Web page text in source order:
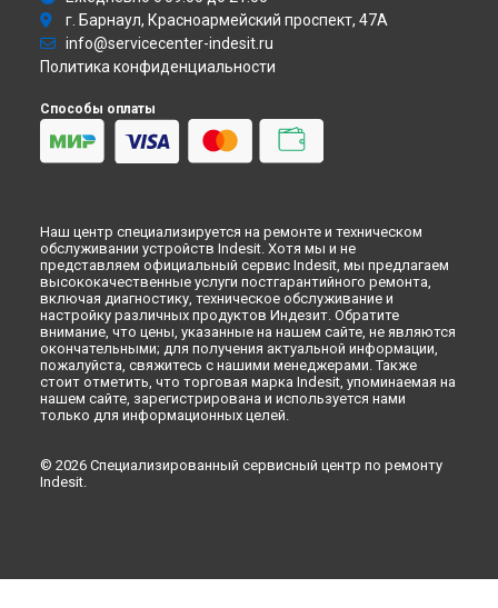
Новокузнецке
Ремонт духового шкафа IF 997 K.A AN Indesit в
Ремонт духового шкафа IF 997 K.A AN Indesit в
Челнах
Ремонт духового шкафа IF 997 K.A AN Indesit в
г. Барнаул, Красноармейский проспект, 47А
info@servicecenter-indesit.ru
Политика конфиденциальности
Способы оплаты
Наш центр специализируется на ремонте и техническом
обслуживании устройств Indesit. Хотя мы и не
представляем официальный сервис Indesit, мы предлагаем
высококачественные услуги постгарантийного ремонта,
включая диагностику, техническое обслуживание и
настройку различных продуктов Индезит. Обратите
внимание, что цены, указанные на нашем сайте, не являются
окончательными; для получения актуальной информации,
пожалуйста, свяжитесь с нашими менеджерами. Также
стоит отметить, что торговая марка Indesit, упоминаемая на
нашем сайте, зарегистрирована и используется нами
только для информационных целей.
© 2026 Специализированный сервисный центр по ремонту
Indesit.